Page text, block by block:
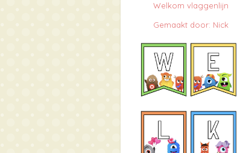
Welkom vlaggenlijn
Gemaakt door: Nick